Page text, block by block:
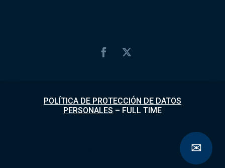
POLÍTICA DE PROTECCIÓN DE DATOS
PERSONALES – FULL TIME
✉